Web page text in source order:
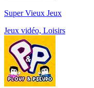
Super Vieux Jeux
Jeux vidéo, Loisirs